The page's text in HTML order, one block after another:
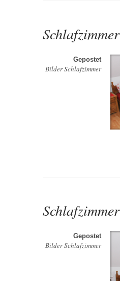
Schlafzimmer
Gepostet
Bilder Schlafzimmer
Schlafzimmer
Gepostet
Bilder Schlafzimmer